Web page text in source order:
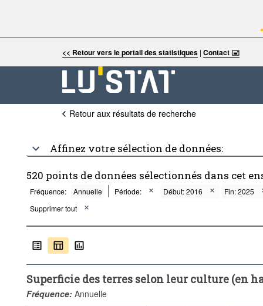
<< Retour vers le portail des statistiques| Contact 🖃
Retour aux résultats de recherche
Affinez votre sélection de données:
520 points de données sélectionnés dans cet
Fréquence: Annuelle Période: Début: 2016
Fin: 2025
Supprimer tout
Superficie des terres selon leur culture (en
Fréquence: Annuelle